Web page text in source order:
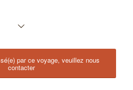
par ce voyage, veuillez nous
contacter